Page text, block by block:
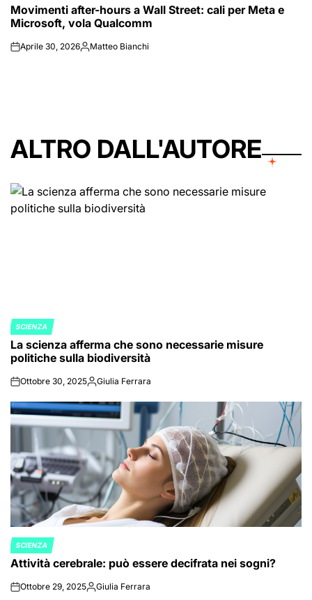
IN
Movimenti after-hours a Wall Street: cali per Meta e
Microsoft, vola Qualcomm
onAprile 30, 2026Posted
Matteo Bianchi
ALTRO DALL'AUTORE
POSTED
IN
SCIENZA
La scienza afferma che sono necessarie misure
politiche sulla biodiversità
onOttobre 30, 2025Posted
Giulia Ferrara
POSTED
IN
SCIENZA
Attività cerebrale: può essere decifrata nei sogni?
onOttobre 29, 2025Posted
Giulia Ferrara